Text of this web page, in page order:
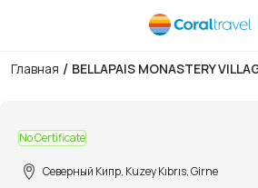
Главная / BELLAPAIS MONASTERY
No Certificate
Северный Кипр, Kuzey Kıbrıs, Girne